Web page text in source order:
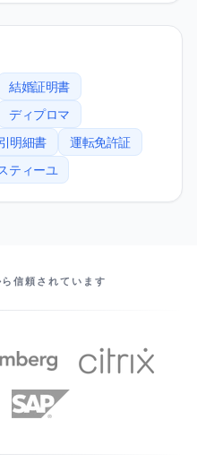
結婚証明書
ディプロマ
明細書
運転免許証
ティーユ
信頼されています